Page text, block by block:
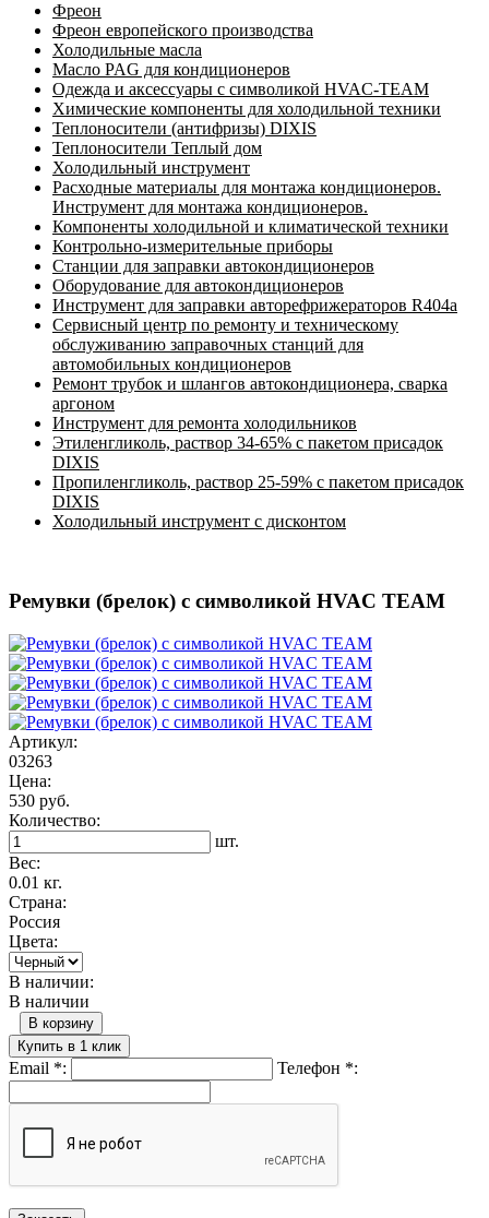
Фреон
Фреон европейского производства
Холодильные масла
Масло PAG для кондиционеров
Одежда и аксессуары с символикой HVAC-TEAM
Химические компоненты для холодильной техники
Теплоносители (антифризы) DIXIS
Теплоносители Теплый дом
Холодильный инструмент
Расходные материалы для монтажа кондиционеров.
Инструмент для монтажа кондиционеров.
Компоненты холодильной и климатической техники
Контрольно-измерительные приборы
Станции для заправки автокондиционеров
Оборудование для автокондиционеров
Инструмент для заправки авторефрижераторов R404a
Сервисный центр по ремонту и техническому
обслуживанию заправочных станций для
автомобильных кондиционеров
Ремонт трубок и шлангов автокондиционера, сварка
аргоном
Инструмент для ремонта холодильников
Этиленгликоль, раствор 34-65% с пакетом присадок
DIXIS
Пропиленгликоль, раствор 25-59% с пакетом присадок
DIXIS
Холодильный инструмент с дисконтом
Ремувки (брелок) с символикой HVAC TEAM
Артикул:
03263
Цена:
530 руб.
Количество:
шт.
Вес:
0.01 кг.
Страна:
Россия
Цвета:
В наличии:
В наличии
В корзину
Купить в 1 клик
Email *: Телефон *: